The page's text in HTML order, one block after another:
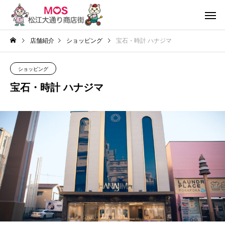
店舗紹介 ショッピング 宝石・時計 ハナジマ
ショッピング
宝石・時計 ハナジマ